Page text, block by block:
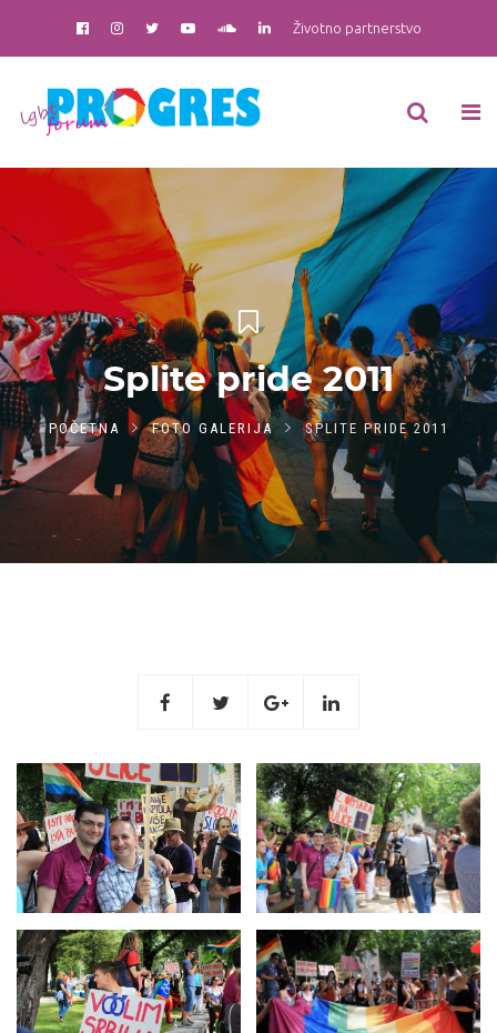
Životno partnerstvo
Splite pride 2011
POČETNA FOTO GALERIJA SPLITE PRIDE 2011